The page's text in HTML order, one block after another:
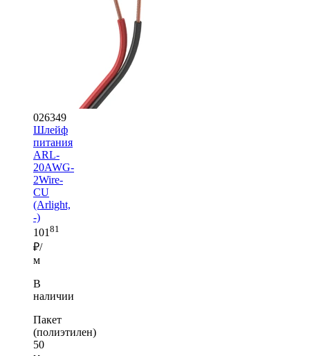
026349
Шлейф
питания
ARL-
20AWG-
2Wire-
CU
(Arlight,
-)
101 81
₽/
м
В
наличии
Пакет
(полиэтилен)
50